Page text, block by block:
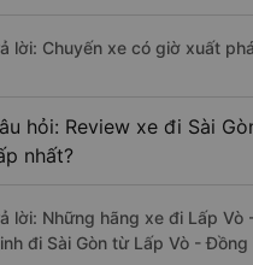
lời: Chuyến xe có giờ xuất
hỏi: Review xe đi Sài
nhất?
lời: Những hãng xe đi Lấp
đi Sài Gòn từ Lấp Vò -